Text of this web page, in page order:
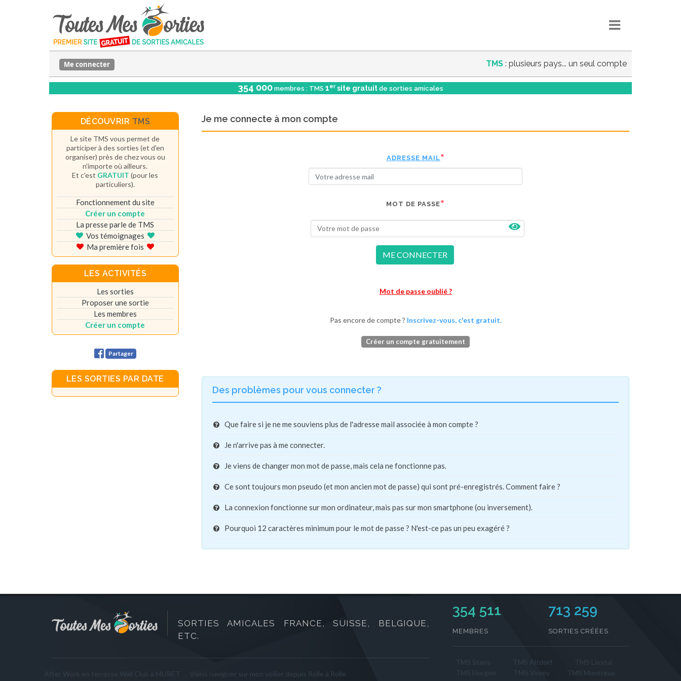
TMS : plusieurs pays... un seul compte
Me connecter
354 000 membres : TMS 1er site gratuit de sorties amicales
Je me connecte à mon compte
ADRESSE MAIL
MOT DE PASSE
ME CONNECTER
Mot de passe oublié ?
Pas encore de compte ? Inscrivez-vous, c'est gratuit.
Créer un compte gratuitement
Des problèmes pour vous connecter ?
Que faire si je ne me souviens plus de l'adresse mail associée à mon compte ?
Je n'arrive pas à me connecter.
Je viens de changer mon mot de passe, mais cela ne fonctionne pas.
Ce sont toujours mon pseudo (et mon ancien mot de passe) qui sont pré-enregistrés. Comment faire ?
La connexion fonctionne sur mon ordinateur, mais pas sur mon smartphone (ou inversement).
Pourquoi 12 caractères minimum pour le mot de passe ? N'est-ce pas un peu exagéré ?
DÉCOUVRIR TMS
Le site TMS vous permet de
participer à des sorties (et d'en
organiser) près de chez vous ou
n'importe où ailleurs.
Et c'est GRATUIT (pour les
particuliers).
Fonctionnement du site
Créer un compte
La presse parle de TMS
Vos témoignages
Ma première fois
LES ACTIVITÉS
Les sorties
Proposer une sortie
Les membres
Créer un compte
Partager
LES SORTIES PAR DATE
SORTIES AMICALES FRANCE, SUISSE, BELGIQUE,
ETC.
After Work en terrasse Wall Club à MURET
Viens naviguer sur mon voilier depuis Rolle à Rolle
354 511
MEMBRES
713 259
SORTIES CRÉÉES
TMS Altdorf
TMS Liestal
TMS Vevey
TMS Montreux